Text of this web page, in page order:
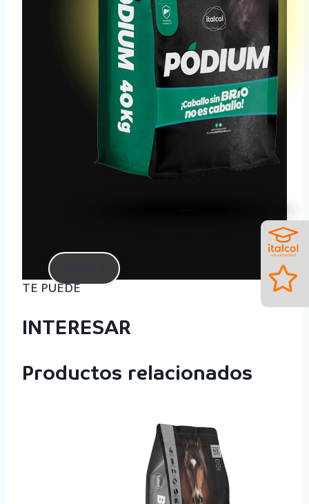
TE PUEDE
INTERESAR
Productos relacionados